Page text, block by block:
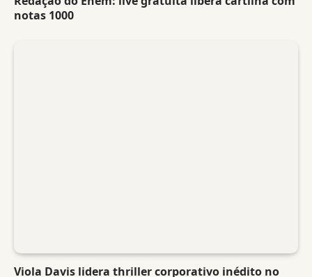
notas 1000
Viola Davis lidera thriller corporativo inédito no